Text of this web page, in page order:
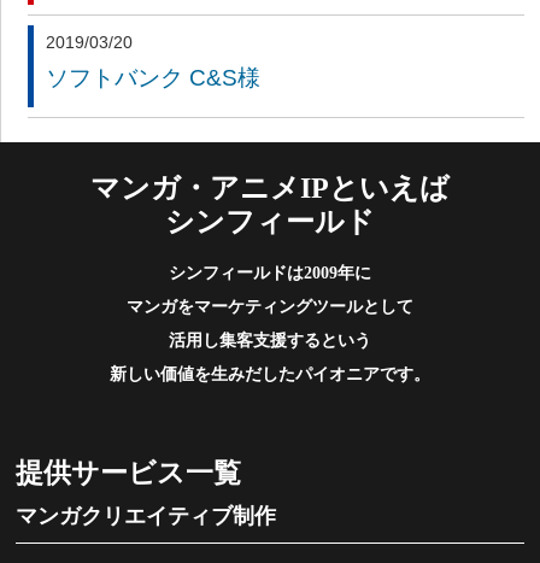
2019/03/20
ソフトバンク C&S様
マンガ・アニメIPといえば
シンフィールド
シンフィールドは2009年に
マンガをマーケティングツールとして
活用し集客支援するという
新しい価値を生みだしたパイオニアです。
提供サービス一覧
マンガクリエイティブ制作